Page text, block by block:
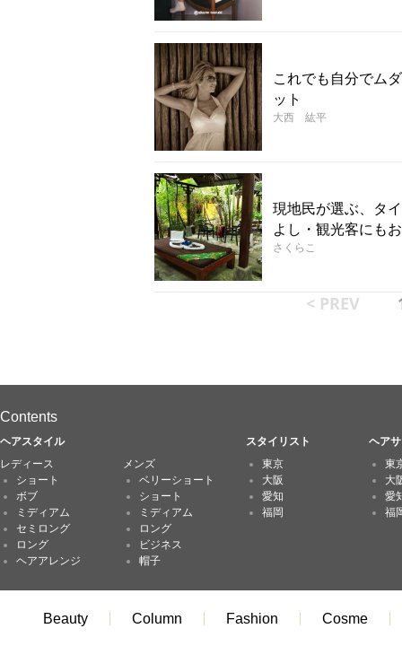
これでも自分でム
ット
大西 紘平
現地民が選ぶ、タ
よし・観光客にも
さくらこ
< PREV
Contents
ヘアスタイル スタイリスト
ヘア
レディース
ショート
ボブ
ミディアム
セミロング
ロング
ヘアアレンジ
メンズ
ベリーショート
ショート
ミディアム
ロング
ビジネス
帽子
東京
大阪
愛知
福岡
東
大
愛
福
Beauty Column Fashion Cosme